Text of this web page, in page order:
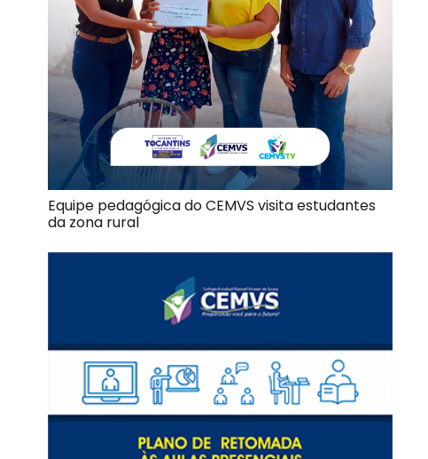
Equipe pedagógica do CEMVS visita estudantes
da zona rural